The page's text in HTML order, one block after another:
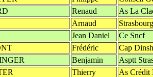
Renaud
As La
Arnaud
Strasbourg
Jean Daniel
Ce Sncf
Frédéric
Cap
Benjamin
Asptt
Thierry
As Crédit